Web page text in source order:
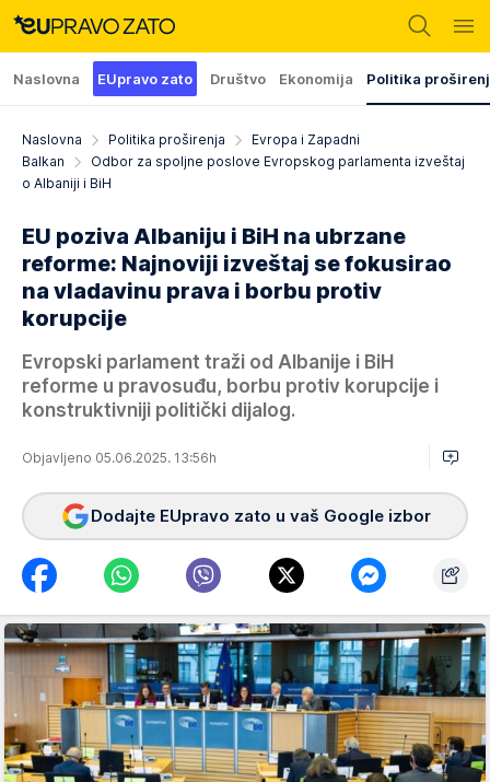
Naslovna EUpravo zato Društvo Ekonomija Politika
Naslovna Politika proširenja
Evropa i Zapadni
Balkan
Odbor za spoljne poslove Evropskog parlamenta izveštaj
o Albaniji i BiH
EU poziva Albaniju i BiH na ubrzane
reforme: Najnoviji izveštaj se fokusirao
na vladavinu prava i borbu protiv
korupcije
Evropski parlament traži od Albanije i BiH
reforme u pravosuđu, borbu protiv korupcije i
konstruktivniji politički dijalog.
Objavljeno 05.06.2025. 13:56h
Dodajte EUpravo zato u vaš Google izbor